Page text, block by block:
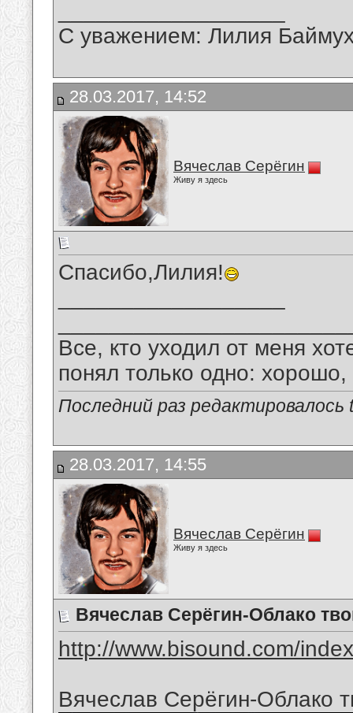
С уважением: Лилия
28.03.2017, 14:52
Вячеслав Серёгин
Живу я здесь
Спасибо,Лилия!
Все, кто уходил от меня
понял только одно:
Последний раз
28.03.2017, 14:55
Вячеслав Серёгин
Живу я здесь
Вячеслав Серёгин-Облако
http://www.bisound.com/
Вячеслав Серёгин-Облако